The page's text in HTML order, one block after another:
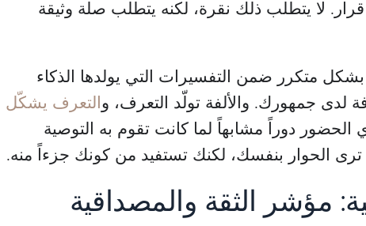
لا يتطلب ذلك نقرة، لكنه يتطلب صلة وثيقة
بشكل متكرر ضمن التفسيرات التي يولدها الذكاء
لدى جمهورك. والألفة تولّد التعرف، والتعرف يشكّل
الحضور دوراً مشابهاً لما كانت تقوم به التوصية
الحوار بنفسك، لكنك تستفيد من كونك جزءاً منه.
مؤشر الثقة والمصداقية